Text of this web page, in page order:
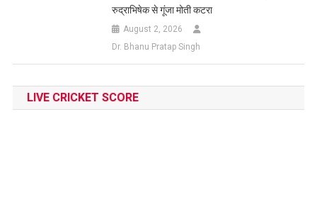
रुद्राभिषेक से गूंजा मोती कटरा
August 2, 2026
Dr. Bhanu Pratap Singh
LIVE CRICKET SCORE